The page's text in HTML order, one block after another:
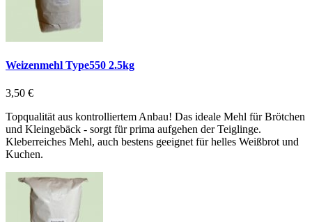
Weizenmehl Type550 2.5kg
3,50 €
Topqualität aus kontrolliertem Anbau! Das ideale Mehl für Brötchen
und Kleingebäck - sorgt für prima aufgehen der Teiglinge.
Kleberreiches Mehl, auch bestens geeignet für helles Weißbrot und
Kuchen.